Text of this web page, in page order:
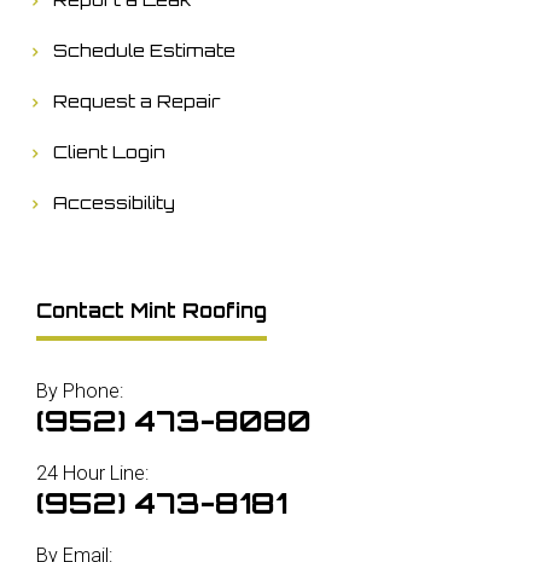
Schedule Estimate
Request a Repair
Client Login
Accessibility
Contact Mint Roofing
By Phone:
(952) 473-8080
24 Hour Line:
(952) 473-8181
By Email: